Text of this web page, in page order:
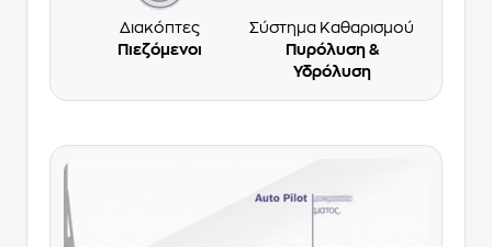
Διακόπτες
Πιεζόμενοι
Σύστημα Καθαρισμού
Πυρόλυση &
Υδρόλυση